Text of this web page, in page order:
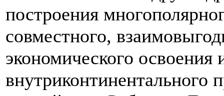
построения
совместного,
экономического освоения
внутриконтинентального